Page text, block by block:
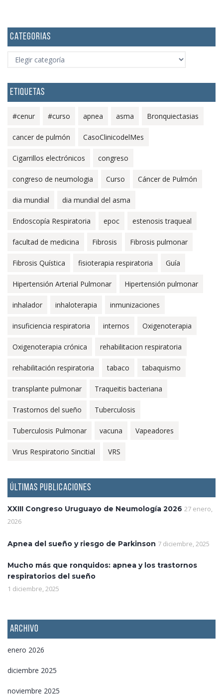
CATEGORIAS
CATEGORIAS
ETIQUETAS
#cenur #curso apnea asma Bronquiectasias
cancer de pulmón CasoClinicodelMes
Cigarrillos electrónicos congreso
congreso de neumologia Curso Cáncer de Pulmón
dia mundial dia mundial del asma
Endoscopía Respiratoria epoc estenosis traqueal
facultad de medicina Fibrosis Fibrosis pulmonar
Fibrosis Quística fisioterapia respiratoria Guía
Hipertensión Arterial Pulmonar Hipertensión pulmonar
inhalador inhaloterapia inmunizaciones
insuficiencia respiratoria internos Oxigenoterapia
Oxigenoterapia crónica rehabilitacion respiratoria
rehabilitación respiratoria tabaco tabaquismo
transplante pulmonar Traqueitis bacteriana
Trastornos del sueño Tuberculosis
Tuberculosis Pulmonar vacuna Vapeadores
Virus Respiratorio Sincitial VRS
ÚLTIMAS PUBLICACIONES
XXIII Congreso Uruguayo de Neumología 2026 27 enero,
2026
Apnea del sueño y riesgo de Parkinson 7 diciembre, 2025
Mucho más que ronquidos: apnea y los trastornos
respiratorios del sueño
1 diciembre, 2025
ARCHIVO
enero 2026
diciembre 2025
noviembre 2025